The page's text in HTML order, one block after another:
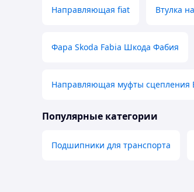
Направляющая fiat Втулка
Фара Skoda Fabia Шкода Фабия
Направляющая муфты сцепления
Популярные категории
Подшипники для транспорта